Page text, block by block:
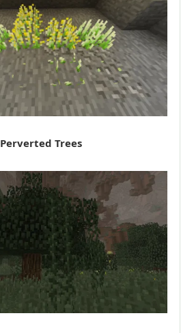
Perverted Trees